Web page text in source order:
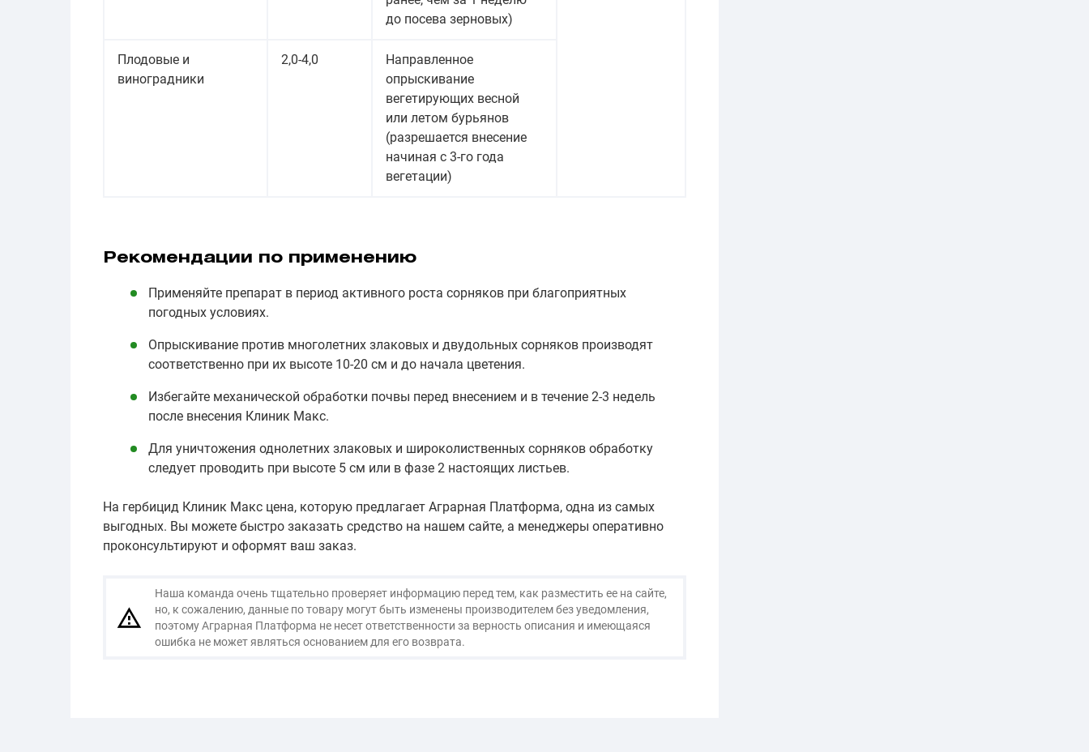
до посева зерновых)
Плодовые и
виноградники
2,0-4,0
Направленное
опрыскивание
вегетирующих весной
или летом бурьянов
(разрешается внесение
начиная с 3-го года
вегетации)
Рекомендации по применению
Применяйте препарат в период активного роста сорняков при благоприятных
погодных условиях.
Опрыскивание против многолетних злаковых и двудольных сорняков производят
соответственно при их высоте 10-20 см и до начала цветения.
Избегайте механической обработки почвы перед внесением и в течение 2-3 недель
после внесения Клиник Макс.
Для уничтожения однолетних злаковых и широколиственных сорняков обработку
следует проводить при высоте 5 см или в фазе 2 настоящих листьев.
На гербицид Клиник Макс цена, которую предлагает Аграрная Платформа, одна из самых
выгодных. Вы можете быстро заказать средство на нашем сайте, а менеджеры оперативно
проконсультируют и оформят ваш заказ.
Наша команда очень тщательно проверяет информацию перед тем, как разместить ее на сайте,
но, к сожалению, данные по товару могут быть изменены производителем без уведомления,
поэтому Аграрная Платформа не несет ответственности за верность описания и имеющаяся
ошибка не может являться основанием для его возврата.